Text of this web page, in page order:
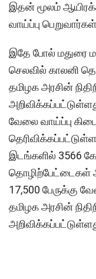
இதன் மூலம்
வாய்ப்பு
இதே போல் மதுரை
செலவில் காலனி
தமிழக அரசின்
வேலை வாய்ப்பு
இடங்களில் 3566
தொழிற்பேட்டைகள்
17,500 பேருக்கு
தமிழக அரசின்